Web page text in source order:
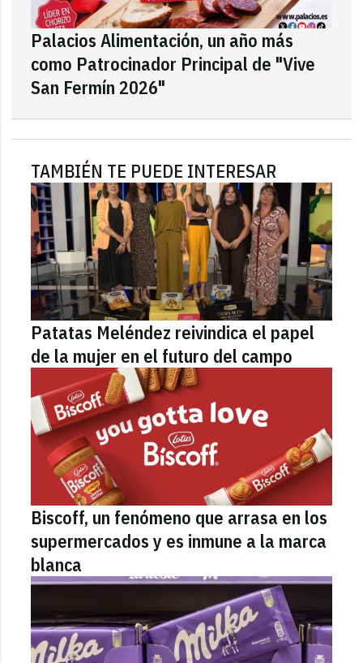
Palacios Alimentación, un año más
como Patrocinador Principal de "Vive
San Fermín 2026"
TAMBIÉN TE PUEDE INTERESAR
Patatas Meléndez reivindica el papel
de la mujer en el futuro del campo
Biscoff, un fenómeno que arrasa en los
supermercados y es inmune a la marca
blanca